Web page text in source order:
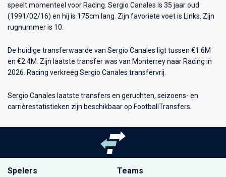
speelt momenteel voor Racing . Sergio Canales is 35 jaar oud
(1991/02/16) en hij is 175cm lang. Zijn favoriete voet is Links. Zijn
rugnummer is 10.
De huidige transferwaarde van Sergio Canales ligt tussen €1.6M
en €2.4M. Zijn laatste transfer was van Monterrey naar Racing in
2026. Racing verkreeg Sergio Canales transfervrij.
Sergio Canales laatste transfers en geruchten, seizoens- en
carrièrestatistieken zijn beschikbaar op FootballTransfers.
Spelers Teams